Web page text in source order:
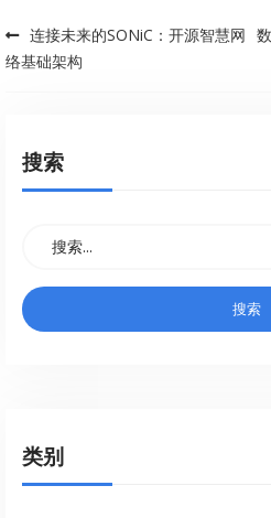
Post navigation
连接未来的SONiC：开源智慧网
络基础架构
搜索
类别